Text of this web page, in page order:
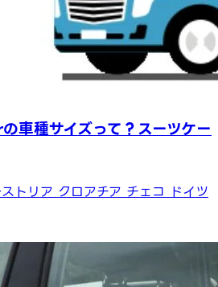
車種サイズって？スーツケー
トリア クロアチア チェコ ドイツ